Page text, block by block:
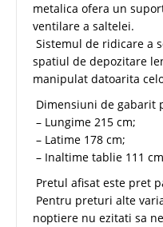
metalica ofera un
ventilare a saltelei.
Sistemul de ridicare a
spatiul de depozitare
manipulat datoarita
Dimensiuni de gabarit
– Lungime 215 cm;
– Latime 178 cm;
– Inaltime tablie 111 cm
Pretul afisat este pret
Pentru preturi alte
noptiere nu ezitati sa